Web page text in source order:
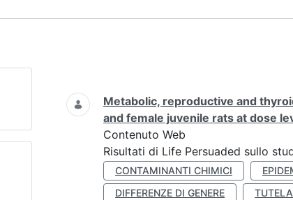
Ricerca
Metabolic, reproductive and
and female juvenile rats at dose
Contenuto Web
Risultati di Life Persuaded sullo
CONTAMINANTI CHIMICI
DIFFERENZE DI GENERE